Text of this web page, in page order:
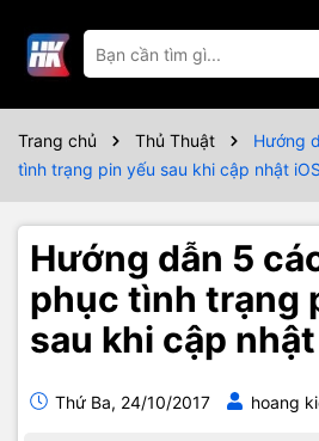
Trang chủ Thủ Thuật
Hướng
tình trạng pin yếu sau khi cập nhật
Hướng dẫn 5
phục tình trạng
sau khi cập
Thứ Ba, 24/10/2017 hoang